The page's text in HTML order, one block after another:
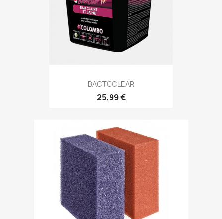
BACTOCLEAR
25,99 €